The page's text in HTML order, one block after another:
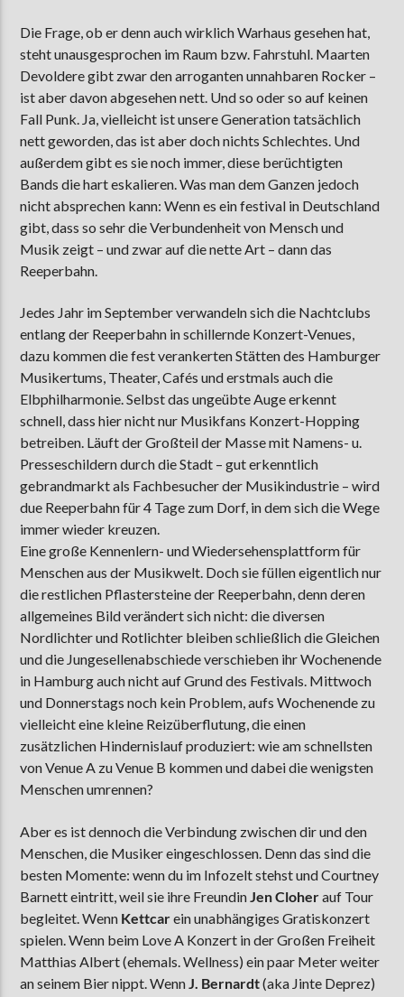
ZU HÖREN INMünster90,9 MHzSteinfurt103,9 MHz
Die Frage, ob er denn auch wirklich Warhaus gesehen hat,
steht unausgesprochen im Raum bzw. Fahrstuhl. Maarten
Devoldere gibt zwar den arroganten unnahbaren Rocker –
ist aber davon abgesehen nett. Und so oder so auf keinen
Fall Punk. Ja, vielleicht ist unsere Generation tatsächlich
nett geworden, das ist aber doch nichts Schlechtes. Und
außerdem gibt es sie noch immer, diese berüchtigten
Bands die hart eskalieren. Was man dem Ganzen jedoch
nicht absprechen kann: Wenn es ein festival in Deutschland
gibt, dass so sehr die Verbundenheit von Mensch und
Musik zeigt – und zwar auf die nette Art – dann das
Reeperbahn.
Jedes Jahr im September verwandeln sich die Nachtclubs
entlang der Reeperbahn in schillernde Konzert-Venues,
dazu kommen die fest verankerten Stätten des Hamburger
Musikertums, Theater, Cafés und erstmals auch die
Elbphilharmonie. Selbst das ungeübte Auge erkennt
schnell, dass hier nicht nur Musikfans Konzert-Hopping
betreiben. Läuft der Großteil der Masse mit Namens- u.
Presseschildern durch die Stadt – gut erkenntlich
gebrandmarkt als Fachbesucher der Musikindustrie – wird
due Reeperbahn für 4 Tage zum Dorf, in dem sich die Wege
immer wieder kreuzen.
Eine große Kennenlern- und Wiedersehensplattform für
Menschen aus der Musikwelt. Doch sie füllen eigentlich nur
die restlichen Pflastersteine der Reeperbahn, denn deren
allgemeines Bild verändert sich nicht: die diversen
Nordlichter und Rotlichter bleiben schließlich die Gleichen
und die Jungesellenabschiede verschieben ihr Wochenende
in Hamburg auch nicht auf Grund des Festivals. Mittwoch
und Donnerstags noch kein Problem, aufs Wochenende zu
vielleicht eine kleine Reizüberflutung, die einen
zusätzlichen Hindernislauf produziert: wie am schnellsten
von Venue A zu Venue B kommen und dabei die wenigsten
Menschen umrennen?
Aber es ist dennoch die Verbindung zwischen dir und den
Menschen, die Musiker eingeschlossen. Denn das sind die
besten Momente: wenn du im Infozelt stehst und Courtney
Barnett eintritt, weil sie ihre Freundin Jen Cloherauf Tour
begleitet. Wenn Kettcarein unabhängiges Gratiskonzert
spielen. Wenn beim Love A Konzert in der Großen Freiheit
Matthias Albert (ehemals. Wellness) ein paar Meter weiter
an seinem Bier nippt. Wenn J. Bernardt(aka Jinte Deprez)